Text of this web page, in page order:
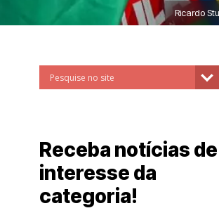
Ricardo
Receba notícias de
interesse da
categoria!